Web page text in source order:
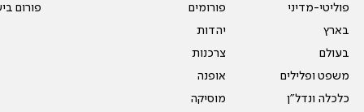
פוליטי-מדיני
בארץ
בעולם
משפט ופלילים
כלכלה ונדל"ן
פורומים
יהדות
צרכנות
אופנה
מוסיקה
פורום